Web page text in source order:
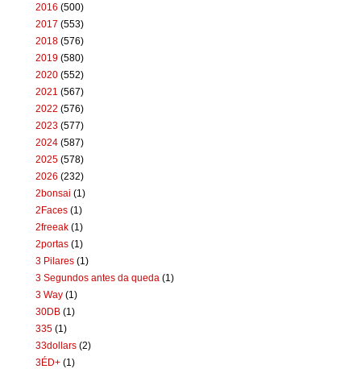
2016 (500)
2017 (553)
2018 (576)
2019 (580)
2020 (552)
2021 (567)
2022 (576)
2023 (577)
2024 (587)
2025 (578)
2026 (232)
2bonsai (1)
2Faces (1)
2freeak (1)
2portas (1)
3 Pilares (1)
3 Segundos antes da queda (1)
3 Way (1)
30DB (1)
335 (1)
33dollars (2)
3ÉD+ (1)